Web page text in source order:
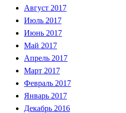
Август 2017
Июль 2017
Июнь 2017
Май 2017
Апрель 2017
Март 2017
Февраль 2017
Январь 2017
Декабрь 2016